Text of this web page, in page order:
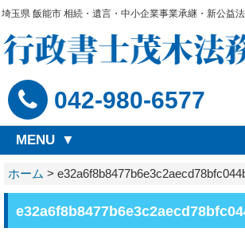
埼玉県 飯能市 相続・遺言・中小企業事業承継・新公益
042-980-6577
MENU
ホーム >